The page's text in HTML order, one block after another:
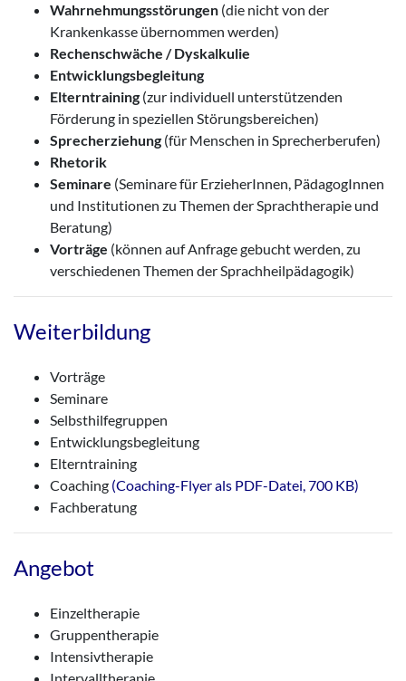
Wahrnehmungsstörungen (die nicht von der
Krankenkasse übernommen werden)
Rechenschwäche / Dyskalkulie
Entwicklungsbegleitung
Elterntraining (zur individuell unterstützenden
Förderung in speziellen Störungsbereichen)
Sprecherziehung (für Menschen in Sprecherberufen)
Rhetorik
Seminare (Seminare für ErzieherInnen, PädagogInnen
und Institutionen zu Themen der Sprachtherapie und
Beratung)
Vorträge (können auf Anfrage gebucht werden, zu
verschiedenen Themen der Sprachheilpädagogik)
Weiterbildung
Vorträge
Seminare
Selbsthilfegruppen
Entwicklungsbegleitung
Elterntraining
Coaching (Coaching-Flyer als PDF-Datei, 700 KB)
Fachberatung
Angebot
Einzeltherapie
Gruppentherapie
Intensivtherapie